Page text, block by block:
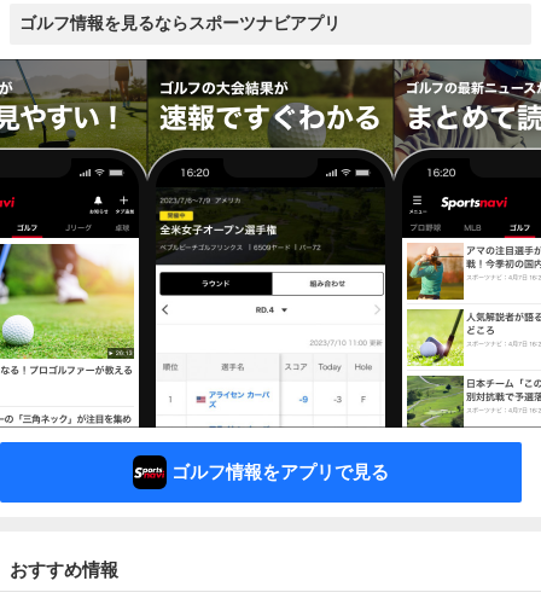
ゴルフ情報を見るならスポーツナビアプリ
ゴルフ情報をアプリで見る
おすすめ情報